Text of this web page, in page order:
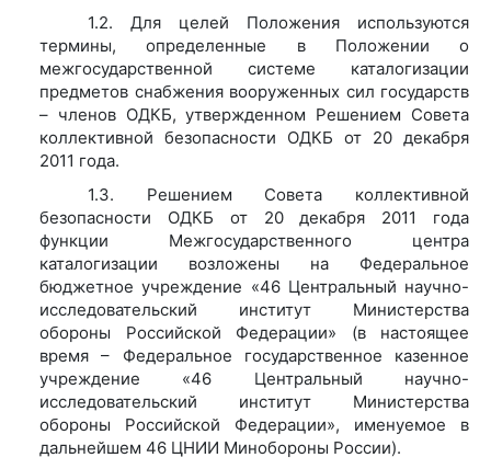
1.2. Для целей Положения используются
термины, определенные в Положении о
межгосударственной системе каталогизации
предметов снабжения вооруженных сил государств
– членов ОДКБ, утвержденном Решением Совета
коллективной безопасности ОДКБ от 20 декабря
2011 года.
1.3. Решением Совета коллективной
безопасности ОДКБ от 20 декабря 2011 года
функции Межгосударственного центра
каталогизации возложены на Федеральное
бюджетное учреждение «46 Центральный научно-
исследовательский институт Министерства
обороны Российской Федерации» (в настоящее
время – Федеральное государственное казенное
учреждение «46 Центральный научно-
исследовательский институт Министерства
обороны Российской Федерации», именуемое в
дальнейшем 46 ЦНИИ Минобороны России).